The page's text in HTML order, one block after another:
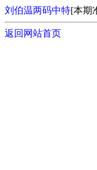
刘伯温两码中特[本期
返回网站首页